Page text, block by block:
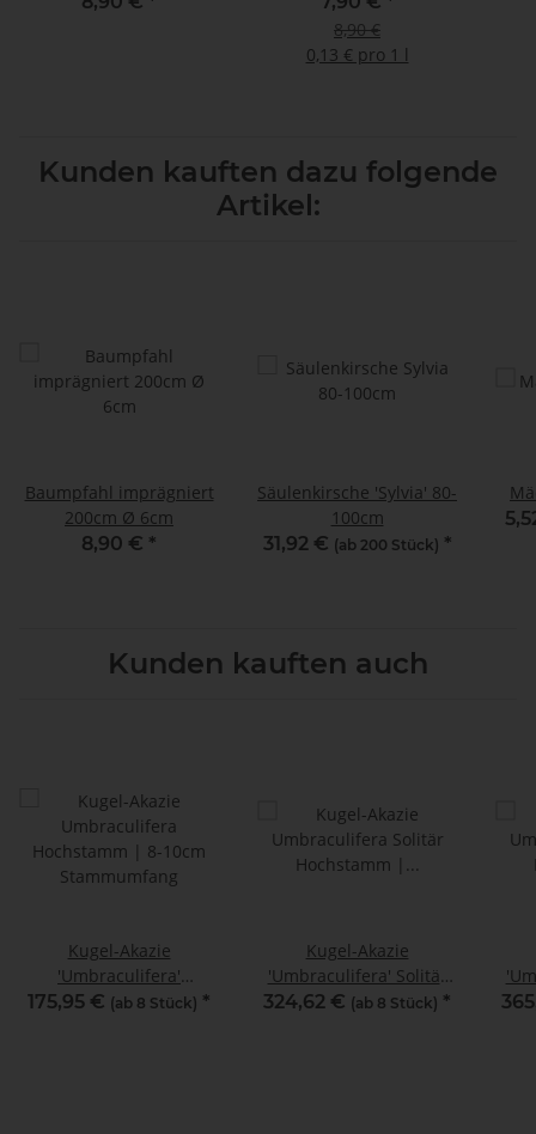
8,90 €
0,13 € pro 1 l
Kunden kauften dazu folgende
Artikel:
Baumpfahl imprägniert
200cm Ø 6cm
8,90 € *
Säulenkirsche 'Sylvia' 80-
100cm
31,92 € (ab 200 Stück) *
Kunden kauften auch
Kugel-Akazie
'Umbraculifera'
Hochstamm | 8-10cm
175,95 € (ab 8 Stück) *
Kugel-Akazie
'Umbraculifera' Solitär
Hochstamm | 10-12cm
324,62 € (ab 8 Stück) *